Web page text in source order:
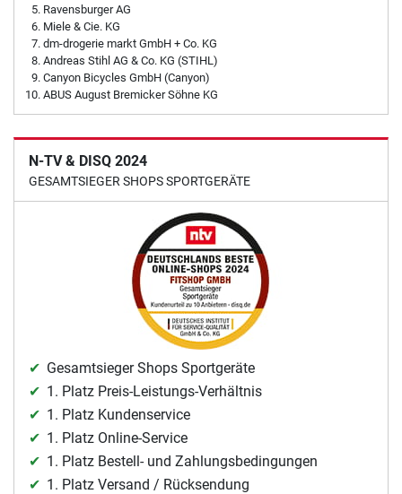
Ravensburger AG
Miele & Cie. KG
dm-drogerie markt GmbH + Co. KG
Andreas Stihl AG & Co. KG (STIHL)
Canyon Bicycles GmbH (Canyon)
ABUS August Bremicker Söhne KG
N-TV & DISQ 2024
GESAMTSIEGER SHOPS SPORTGERÄTE
Gesamtsieger Shops Sportgeräte
1. Platz Preis-Leistungs-Verhältnis
1. Platz Kundenservice
1. Platz Online-Service
1. Platz Bestell- und Zahlungsbedingungen
1. Platz Versand / Rücksendung